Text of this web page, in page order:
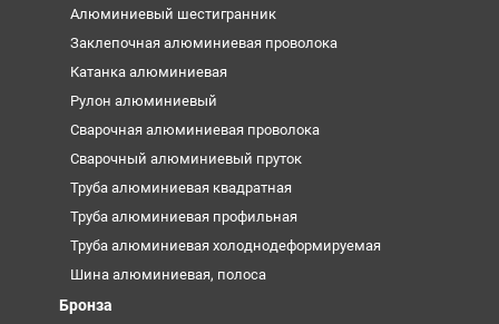
Алюминиевый шестигранник
Заклепочная алюминиевая проволока
Катанка алюминиевая
Рулон алюминиевый
Сварочная алюминиевая проволока
Сварочный алюминиевый пруток
Труба алюминиевая квадратная
Труба алюминиевая профильная
Труба алюминиевая холоднодеформируемая
Шина алюминиевая, полоса
Бронза